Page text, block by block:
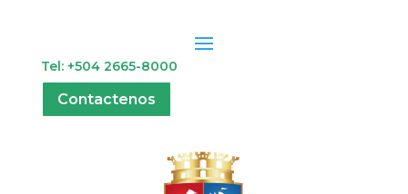
Tel: +504 2665-8000
Contactenos